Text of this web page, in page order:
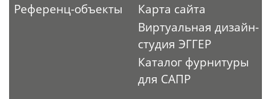
Референц-объекты
Карта сайта
Виртуальная дизайн-
студия ЭГГЕР
Каталог фурнитуры
для САПР